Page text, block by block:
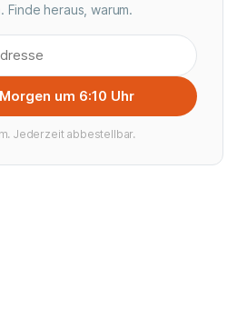
Finde heraus, warum.
um 6:10 Uhr
Jederzeit abbestellbar.